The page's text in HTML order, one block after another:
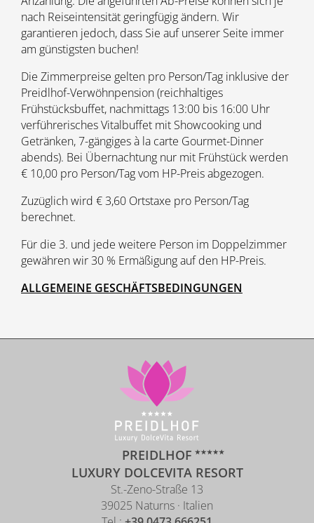
nach Reiseintensität geringfügig ändern. Wir
garantieren jedoch, dass Sie auf unserer Seite immer
am günstigsten buchen!
Die Zimmerpreise gelten pro Person/Tag inklusive der
Preidlhof-Verwöhnpension (reichhaltiges
Frühstücksbuffet, nachmittags 13:00 bis 16:00 Uhr
verführerisches Vitalbuffet mit Showcooking und
Getränken, 7-gängiges à la carte Gourmet-Dinner
abends). Bei Übernachtung nur mit Frühstück werden
€ 10,00 pro Person/Tag vom HP-Preis abgezogen.
Zuzüglich wird € 3,60 Ortstaxe pro Person/Tag
berechnet.
Für die 3. und jede weitere Person im Doppelzimmer
gewähren wir 30 % Ermäßigung auf den HP-Preis.
ALLGEMEINE GESCHÄFTSBEDINGUNGEN
PREIDLHOF
LUXURY DOLCEVITA RESORT
St.-Zeno-Straße 13
39025 Naturns · Italien